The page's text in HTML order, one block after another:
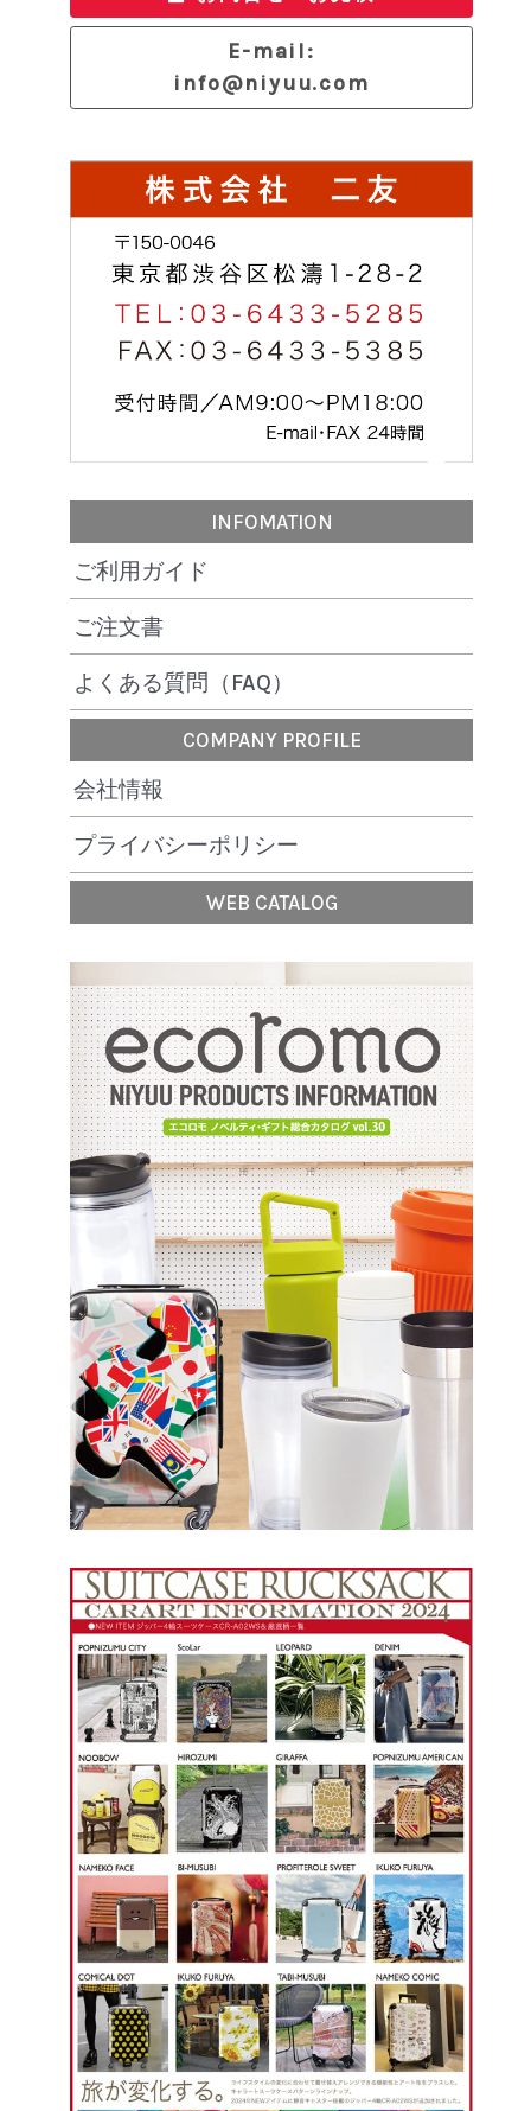
E-mail:
info@niyuu.com
INFOMATION
ご利用ガイド
ご注文書
よくある質問（FAQ）
COMPANY PROFILE
会社情報
プライバシーポリシー
WEB CATALOG